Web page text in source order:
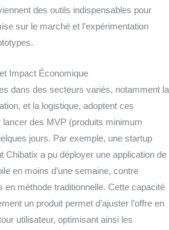
des outils indispensables pour
sur le marché et l’expérimentation
Impact Économique
dans des secteurs variés, notamment la
et la logistique, adoptent ces
lancer des MVP (produits minimum
jours. Par exemple, une startup
Chibatix a pu déployer une application de
en moins d’une semaine, contre
en méthode traditionnelle. Cette capacité
un produit permet d’ajuster l’offre en
utilisateur, optimisant ainsi les